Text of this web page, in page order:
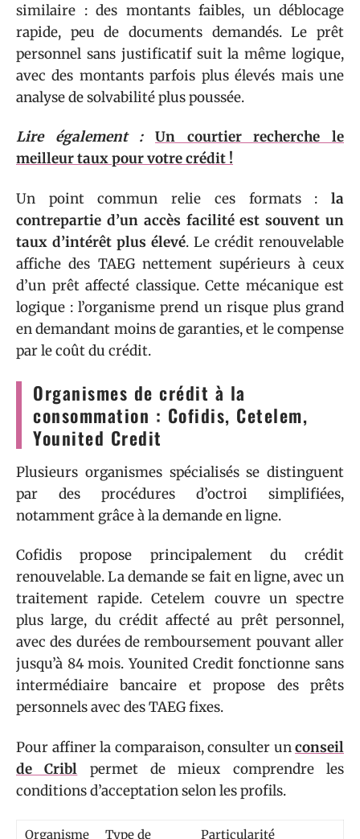
similaire : des montants faibles, un déblocage
rapide, peu de documents demandés. Le prêt
personnel sans justificatif suit la même logique,
avec des montants parfois plus élevés mais une
analyse de solvabilité plus poussée.
Lire également :
Un courtier recherche le
meilleur taux pour votre crédit !
Un point commun relie ces formats : la
contrepartie d’un accès facilité est souvent un
taux d’intérêt plus élevé. Le crédit renouvelable
affiche des TAEG nettement supérieurs à ceux
d’un prêt affecté classique. Cette mécanique est
logique : l’organisme prend un risque plus grand
en demandant moins de garanties, et le compense
par le coût du crédit.
Organismes de crédit à la
consommation : Cofidis, Cetelem,
Younited Credit
Plusieurs organismes spécialisés se distinguent
par des procédures d’octroi simplifiées,
notamment grâce à la demande en ligne.
Cofidis propose principalement du crédit
renouvelable. La demande se fait en ligne, avec un
traitement rapide. Cetelem couvre un spectre
plus large, du crédit affecté au prêt personnel,
avec des durées de remboursement pouvant aller
jusqu’à 84 mois. Younited Credit fonctionne sans
intermédiaire bancaire et propose des prêts
personnels avec des TAEG fixes.
Pour affiner la comparaison, consulter unconseil
de Cribl permet de mieux comprendre les
conditions d’acceptation selon les profils.
Organisme Type de Particularité